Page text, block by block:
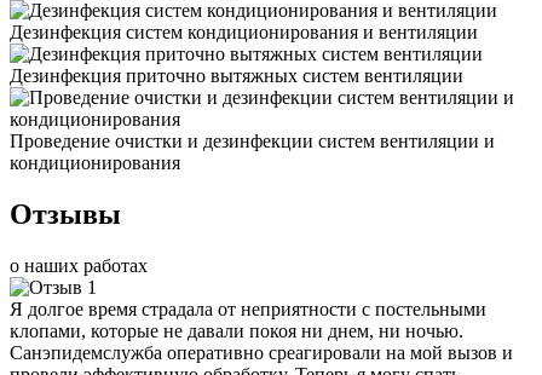
Дезинфекция систем кондиционирования и вентиляции
Дезинфекция приточно вытяжных систем вентиляции
Проведение очистки и дезинфекции систем вентиляции и
кондиционирования
Отзывы
о наших работах
Я долгое время страдала от неприятности с постельными
клопами, которые не давали покоя ни днем, ни ночью.
Санэпидемслужба оперативно среагировали на мой вызов и